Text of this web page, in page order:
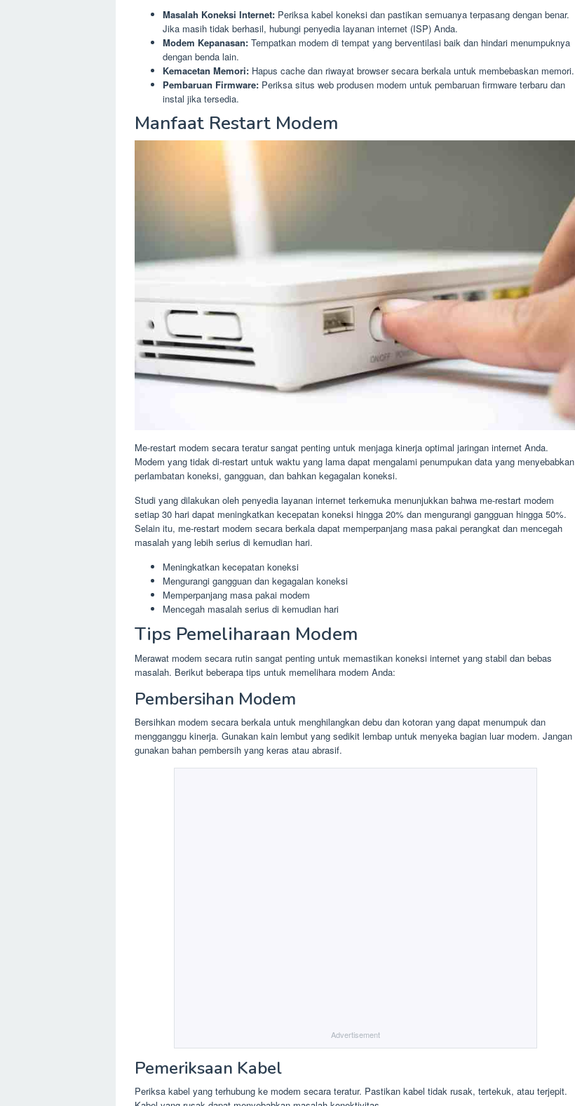
Masalah Koneksi Internet: Periksa kabel koneksi dan pastikan semuanya terpasang dengan benar.
Jika masih tidak berhasil, hubungi penyedia layanan internet (ISP) Anda.
Modem Kepanasan: Tempatkan modem di tempat yang berventilasi baik dan hindari menumpuknya
dengan benda lain.
Kemacetan Memori: Hapus cache dan riwayat browser secara berkala untuk membebaskan memori.
Pembaruan Firmware: Periksa situs web produsen modem untuk pembaruan firmware terbaru dan
instal jika tersedia.
Manfaat Restart Modem
Me-restart modem secara teratur sangat penting untuk menjaga kinerja optimal jaringan internet Anda.
Modem yang tidak di-restart untuk waktu yang lama dapat mengalami penumpukan data yang menyebabkan
perlambatan koneksi, gangguan, dan bahkan kegagalan koneksi.
Studi yang dilakukan oleh penyedia layanan internet terkemuka menunjukkan bahwa me-restart modem
setiap 30 hari dapat meningkatkan kecepatan koneksi hingga 20% dan mengurangi gangguan hingga 50%.
Selain itu, me-restart modem secara berkala dapat memperpanjang masa pakai perangkat dan mencegah
masalah yang lebih serius di kemudian hari.
Meningkatkan kecepatan koneksi
Mengurangi gangguan dan kegagalan koneksi
Memperpanjang masa pakai modem
Mencegah masalah serius di kemudian hari
Tips Pemeliharaan Modem
Merawat modem secara rutin sangat penting untuk memastikan koneksi internet yang stabil dan bebas
masalah. Berikut beberapa tips untuk memelihara modem Anda:
Pembersihan Modem
Bersihkan modem secara berkala untuk menghilangkan debu dan kotoran yang dapat menumpuk dan
mengganggu kinerja. Gunakan kain lembut yang sedikit lembap untuk menyeka bagian luar modem. Jangan
gunakan bahan pembersih yang keras atau abrasif.
Advertisement
Pemeriksaan Kabel
Periksa kabel yang terhubung ke modem secara teratur. Pastikan kabel tidak rusak, tertekuk, atau terjepit.